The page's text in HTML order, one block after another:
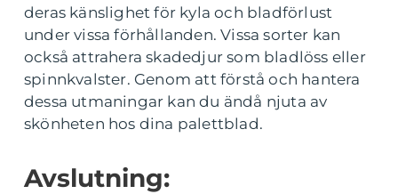
deras känslighet för kyla och bladförlust
under vissa förhållanden. Vissa sorter kan
också attrahera skadedjur som bladlöss eller
spinnkvalster. Genom att förstå och hantera
dessa utmaningar kan du ändå njuta av
skönheten hos dina palettblad.
Avslutning: